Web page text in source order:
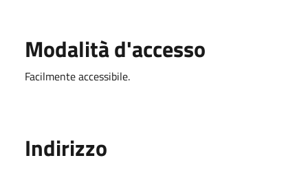
Modalità d'accesso
Facilmente accessibile.
Indirizzo